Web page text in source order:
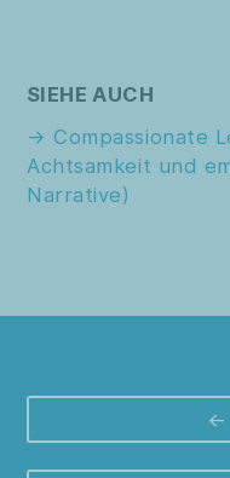
SIEHE AUCH
Compassionate
Achtsamkeit und
Narrative)